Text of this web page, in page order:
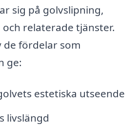
sig på golvslipning,
relaterade tjänster.
de fördelar som
ge:
estetiska utseende
livslängd